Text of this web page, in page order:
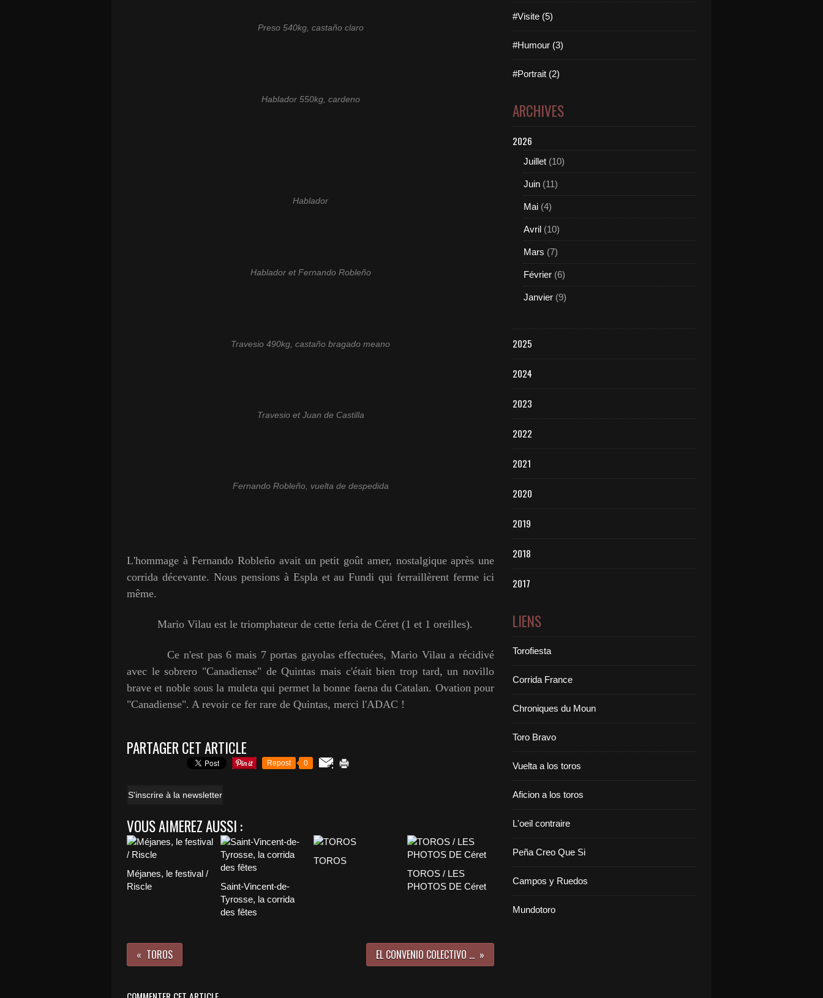
Preso 540kg, castaño claro
Hablador 550kg, cardeno
Hablador
Hablador et Fernando Robleño
Travesio 490kg, castaño bragado meano
Travesio et Juan de Castilla
Fernando Robleño, vuelta de despedida
L'hommage à Fernando Robleño avait un petit goût amer, nostalgique après une
corrida décevante. Nous pensions à Espla et au Fundi qui ferraillèrent ferme ici
même.
Mario Vilau est le triomphateur de cette feria de Céret (1 et 1 oreilles).
Ce n'est pas 6 mais 7 portas gayolas effectuées, Mario Vilau a récidivé
avec le sobrero "Canadiense" de Quintas mais c'était bien trop tard, un novillo
brave et noble sous la muleta qui permet la bonne faena du Catalan. Ovation pour
"Canadiense". A revoir ce fer rare de Quintas, merci l'ADAC !
PARTAGER CET ARTICLE
Repost 0
S'inscrire à la newsletter
VOUS AIMEREZ AUSSI :
Méjanes, le festival /
Riscle
Saint-Vincent-de-
Tyrosse, la corrida
des fêtes
TOROS
TOROS / LES
PHOTOS DE Céret
TOROS EL CONVENIO COLECTIVO ...
#Visite (5)
#Humour (3)
#Portrait (2)
ARCHIVES
2026
Juillet (10)
Juin (11)
Mai (4)
Avril (10)
Mars (7)
Février (6)
Janvier (9)
2025
2024
2023
2022
2021
2020
2019
2018
2017
LIENS
Torofiesta
Corrida France
Chroniques du Moun
Toro Bravo
Vuelta a los toros
Aficion a los toros
L'oeil contraire
Peña Creo Que Si
Campos y Ruedos
Mundotoro